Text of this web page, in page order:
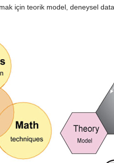
için teorik model, deneysel